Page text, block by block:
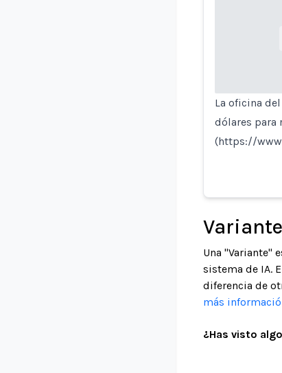
La oficina
dólares para
(https://
Una "Variante"
sistema de IA.
diferencia de
más
¿Has visto